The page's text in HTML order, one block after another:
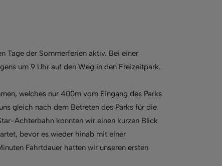
Tage der Sommerferien aktiv. Bei einer
um 9 Uhr auf den Weg in den Freizeitpark.
welches nur 400m vom Eingang des Parks
gleich nach dem Betreten des Parks für die
Achterbahn konnten wir einen kurzen Blick
bevor es wieder hinab mit einer
Fahrtdauer hatten wir unseren ersten